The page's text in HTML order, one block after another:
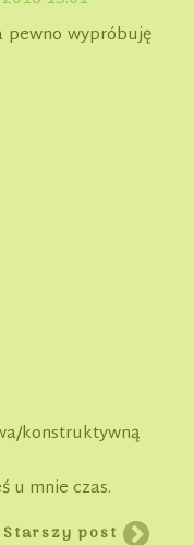
pewno wypróbuję
konstruktywną
u mnie czas.
Starszy post